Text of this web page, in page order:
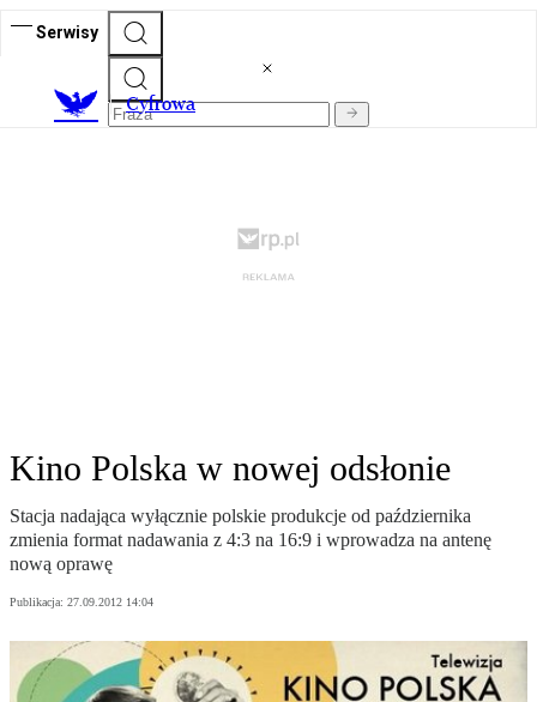
Serwisy
Cyfrowa
Kino Polska w nowej odsłonie
Stacja nadająca wyłącznie polskie produkcje od października
zmienia format nadawania z 4:3 na 16:9 i wprowadza na antenę
nową oprawę
Publikacja: 27.09.2012 14:04